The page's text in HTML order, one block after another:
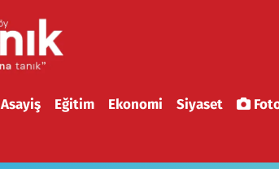
Asayiş Eğitim Ekonomi Siyaset